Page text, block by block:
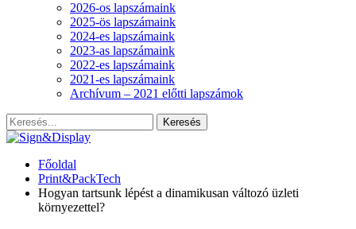
2026-os lapszámaink
2025-ös lapszámaink
2024-es lapszámaink
2023-as lapszámaink
2022-es lapszámaink
2021-es lapszámaink
Archívum – 2021 előtti lapszámok
Főoldal
Print&PackTech
Hogyan tartsunk lépést a dinamikusan változó üzleti
környezettel?